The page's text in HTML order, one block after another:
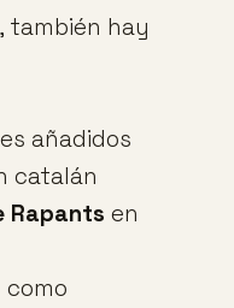
también hay
añadidos
catalán
Rapants en